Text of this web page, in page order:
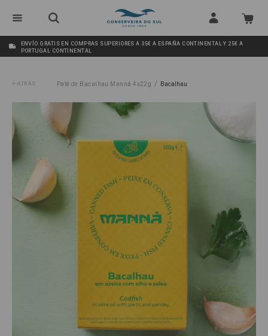
ENVÍO GRATIS EN COMPRAS SUPERIORES A 35€ A ESPAÑA CONTINENTAL Y 25€ A
PORTUGAL CONTINENTAL
ATRÁS Paté de Bacalhau Manná 4x22g / Bacalhau